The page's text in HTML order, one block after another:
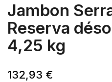
Jambon
Reserva
4,25 kg
132,93 €